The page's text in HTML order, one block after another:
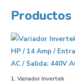
1. Variador Invertek